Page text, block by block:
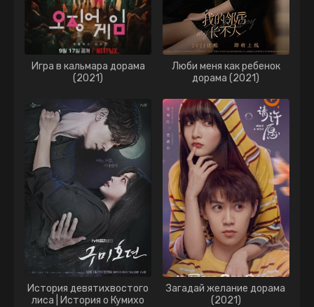
Игра в кальмара дорама
(2021)
Люби меня как ребенок
дорама (2021)
История девятихвостого
лиса | История о Кумихо
Загадай желание дорама
(2021)